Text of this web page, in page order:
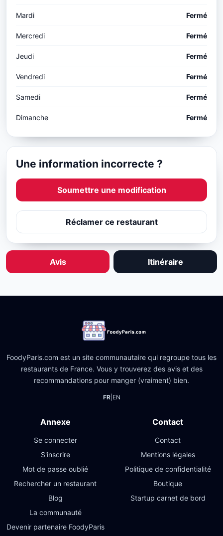
Mardi Fermé
Mercredi Fermé
Jeudi Fermé
Vendredi Fermé
Samedi Fermé
Dimanche Fermé
Une information incorrecte ?
Soumettre une modification
Réclamer ce restaurant
Avis Itinéraire
FoodyParis.com est un site communautaire qui regroupe tous les
restaurants de France. Vous y trouverez des avis et des
recommandations pour manger (vraiment) bien.
FR| EN
Annexe
Se connecter
S'inscrire
Mot de passe oublié
Rechercher un restaurant
Blog
La communauté
Devenir partenaire FoodyParis
Contact
Contact
Mentions légales
Politique de confidentialité
Boutique
Startup carnet de bord